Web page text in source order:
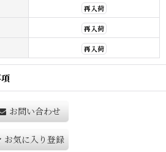
再入荷
再入荷
再入荷
お問い合わせ
お気に入り登録